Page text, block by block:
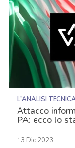
L'ANALISI TECNICA
Attacco
PA: ecco lo
13 Dic 2023